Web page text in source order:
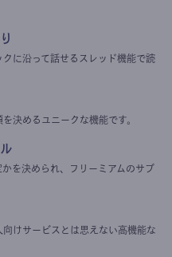
に沿って話せるスレッド機能で読
決めるユニークな機能です。
を決められ、フリーミアムのサブ
けサービスとは思えない高機能な